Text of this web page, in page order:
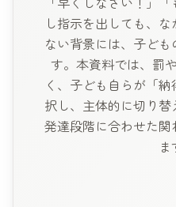
し指示を出しても、
ない背景には、子ど
す。本資料では、罰
く、子ども自らが「
択し、主体的に切り替
発達段階に合わせた
ま